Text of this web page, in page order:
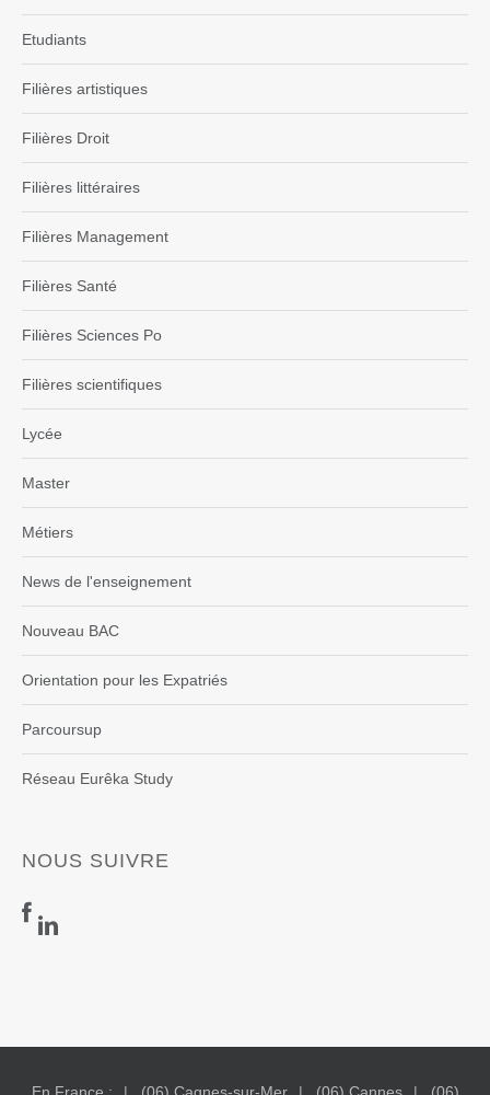
Etudiants
Filières artistiques
Filières Droit
Filières littéraires
Filières Management
Filières Santé
Filières Sciences Po
Filières scientifiques
Lycée
Master
Métiers
News de l'enseignement
Nouveau BAC
Orientation pour les Expatriés
Parcoursup
Réseau Eurêka Study
NOUS SUIVRE
En France : (06) Cagnes-sur-Mer (06) Cannes (06)